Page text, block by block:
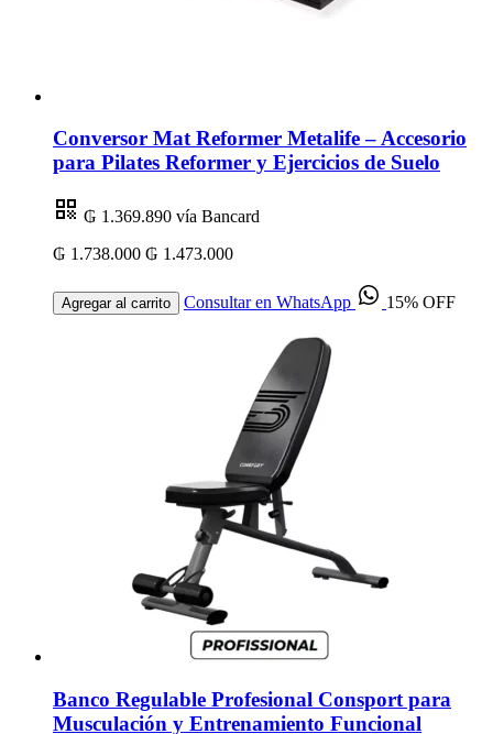
Conversor Mat Reformer Metalife – Accesorio
para Pilates Reformer y Ejercicios de Suelo
₲ 1.369.890 vía Bancard
₲ 1.738.000 ₲ 1.473.000
Agregar al carrito Consultar en WhatsApp 15% OFF
Banco Regulable Profesional Consport para
Musculación y Entrenamiento Funcional